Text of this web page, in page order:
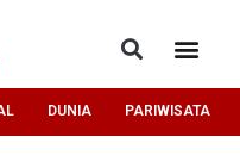
DUNIA PARIWISATA